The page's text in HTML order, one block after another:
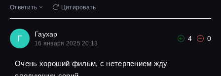
Ответить Цитировать
Г Гаухар
16 января 2025 20:13
4 0
Очень хороший фильм, с нетерпением жду